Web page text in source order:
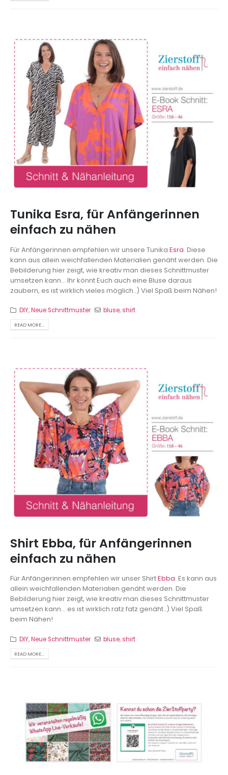
Tunika Esra, für Anfängerinnen
einfach zu nähen
Für Anfängerinnen empfehlen wir unsere Tunika Esra. Diese
kann aus allein weichfallenden Materialien genäht werden. Die
Bebilderung hier zeigt, wie kreativ man dieses Schnittmuster
umsetzen kann... Ihr könnt Euch auch eine Bluse daraus
zaubern, es ist wirklich vieles möglich..) Viel Spaß beim Nähen!
DIY,Neue Schnittmuster bluse,shirt
READ MORE...
Shirt Ebba, für Anfängerinnen
einfach zu nähen
Für Anfängerinnen empfehlen wir unser ShirtEbba. Es kann aus
allein weichfallenden Materialien genäht werden. Die
Bebilderung hier zeigt, wie kreativ man dieses Schnittmuster
umsetzen kann... es ist wirklich ratz fatz genäht..) Viel Spaß
beim Nähen!
DIY,Neue Schnittmuster bluse,shirt
READ MORE...